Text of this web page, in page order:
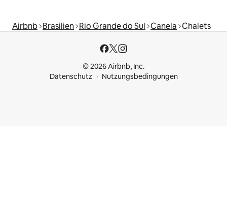
Airbnb Brasilien Rio Grande do Sul Canela Chalets
© 2026 Airbnb, Inc.
Datenschutz
Nutzungsbedingungen